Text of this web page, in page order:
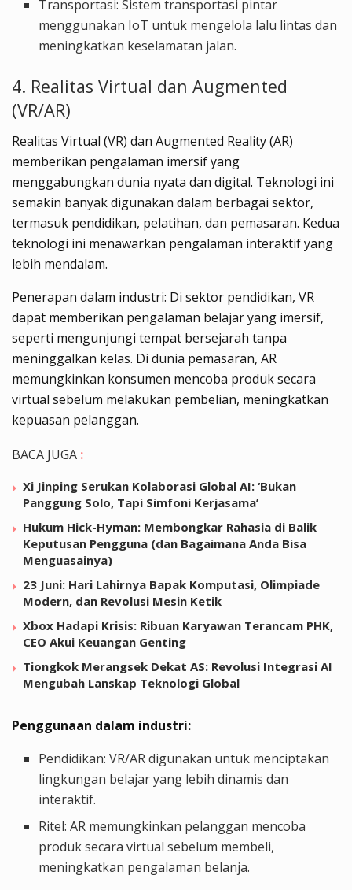
Transportasi: Sistem transportasi pintar
menggunakan IoT untuk mengelola lalu lintas dan
meningkatkan keselamatan jalan.
4. Realitas Virtual dan Augmented
(VR/AR)
Realitas Virtual (VR) dan Augmented Reality (AR)
memberikan pengalaman imersif yang
menggabungkan dunia nyata dan digital. Teknologi ini
semakin banyak digunakan dalam berbagai sektor,
termasuk pendidikan, pelatihan, dan pemasaran. Kedua
teknologi ini menawarkan pengalaman interaktif yang
lebih mendalam.
Penerapan dalam industri: Di sektor pendidikan, VR
dapat memberikan pengalaman belajar yang imersif,
seperti mengunjungi tempat bersejarah tanpa
meninggalkan kelas. Di dunia pemasaran, AR
memungkinkan konsumen mencoba produk secara
virtual sebelum melakukan pembelian, meningkatkan
kepuasan pelanggan.
BACA JUGA :
Xi Jinping Serukan Kolaborasi Global AI: ‘Bukan
Panggung Solo, Tapi Simfoni Kerjasama’
Hukum Hick-Hyman: Membongkar Rahasia di Balik
Keputusan Pengguna (dan Bagaimana Anda Bisa
Menguasainya)
23 Juni: Hari Lahirnya Bapak Komputasi, Olimpiade
Modern, dan Revolusi Mesin Ketik
Xbox Hadapi Krisis: Ribuan Karyawan Terancam PHK,
CEO Akui Keuangan Genting
Tiongkok Merangsek Dekat AS: Revolusi Integrasi AI
Mengubah Lanskap Teknologi Global
Penggunaan dalam industri:
Pendidikan: VR/AR digunakan untuk menciptakan
lingkungan belajar yang lebih dinamis dan
interaktif.
Ritel: AR memungkinkan pelanggan mencoba
produk secara virtual sebelum membeli,
meningkatkan pengalaman belanja.